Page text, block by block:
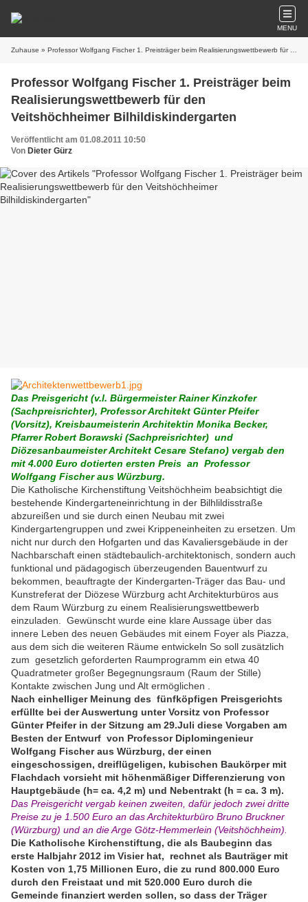
MENU
Zuhause » Professor Wolfgang Fischer 1. Preisträger beim Realisierungswettbewerb für den Veitshöchheimer Bilhildiskindergarten
Professor Wolfgang Fischer 1. Preisträger beim
Realisierungswettbewerb für den
Veitshöchheimer Bilhildiskindergarten
Veröffentlicht am 01.08.2011 10:50
Von Dieter Gürz
Das Preisgericht (v.l. Bürgermeister Rainer Kinzkofer
(Sachpreisrichter), Professor Architekt Günter Pfeifer
(Vorsitz), Kreisbaumeisterin Architektin Monika Becker,
Pfarrer Robert Borawski (Sachpreisrichter) und
Diözesanbaumeister Architekt Cesare Stefano) vergab den
mit 4.000 Euro dotierten ersten Preis an Professor
Wolfgang Fischer aus Würzburg.
Die Katholische Kirchenstiftung Veitshöchheim beabsichtigt die
bestehende Kindergarteneinrichtung in der Bilhlildisstraße
abzureißen und sie durch einen Neubau mit zwei
Kindergartengruppen und zwei Krippeneinheiten zu ersetzen. Um
nicht nur durch den Hofgarten und das Kavaliersgebäude in der
Nachbarschaft einen städtebaulich-architektonisch, sondern auch
funktional und pädagogisch überzeugenden Bauentwurf zu
bekommen, beauftragte der Kindergarten-Träger das Bau- und
Kunstreferat der Diözese Würzburg acht Architekturbüros aus
dem Raum Würzburg zu einem Realisierungswettbewerb
einzuladen. Gewünscht wurde eine klare Aussage über das
innere Leben des neuen Gebäudes mit einem Foyer als Piazza,
aus dem sich die weiteren Räume entwickeln So soll zusätzlich
zum gesetzlich geforderten Raumprogramm ein etwa 40
Quadratmeter großer Begegnungsraum (Raum der Stille)
Kontakte zwischen Jung und Alt ermöglichen .
Nach einhelliger Meinung des fünfköpfigen Preisgerichts
erfüllte bei der Auswertung unter Vorsitz von Professor
Günter Pfeifer in der Sitzung am 29.Juli diese Vorgaben am
Besten der Entwurf von Professor Diplomingenieur
Wolfgang Fischer aus Würzburg, der einen
eingeschossigen, dreiflügeligen, kubischen Baukörper mit
Flachdach vorsieht mit höhenmäßiger Differenzierung von
Hauptgebäude (h= ca. 4,2 m) und Nebentrakt (h = ca. 3 m).
Das Preisgericht vergab keinen zweiten, dafür jedoch zwei dritte
Preise zu je 1.500 Euro an das Architekturbüro Bruno Bruckner
(Würzburg) und an die Arge Götz-Hemmerlein (Veitshöchheim).
Die Katholische Kirchenstiftung, die als Baubeginn das
erste Halbjahr 2012 im Visier hat, rechnet als Bauträger mit
Kosten von 1,75 Millionen Euro, die zu rund 800.000 Euro
durch den Freistaat und mit 520.000 Euro durch die
Gemeinde finanziert werden sollen, so dass der Träger